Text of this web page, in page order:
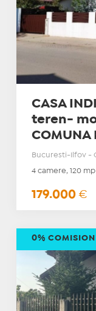
CASA
teren-
COMUNA
Bucuresti-Ilfov -
4 camere, 120 mp
179.000 €
0% COMISION